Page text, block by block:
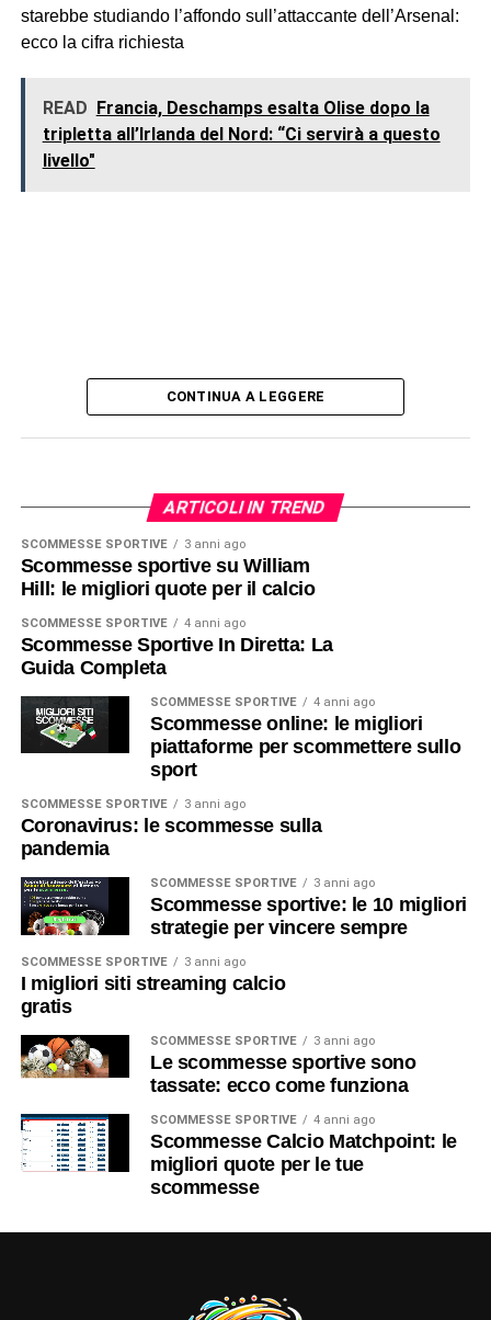
starebbe studiando l’affondo sull’attaccante dell’Arsenal:
ecco la cifra richiesta
READ Francia, Deschamps esalta Olise dopo la
tripletta all’Irlanda del Nord: “Ci servirà a questo
livello"
CONTINUA A LEGGERE
ARTICOLI IN TREND
SCOMMESSE SPORTIVE 3 anni ago
Scommesse sportive su William
Hill: le migliori quote per il calcio
SCOMMESSE SPORTIVE 4 anni ago
Scommesse Sportive In Diretta: La
Guida Completa
SCOMMESSE SPORTIVE 4 anni ago
Scommesse online: le migliori
piattaforme per scommettere sullo
sport
SCOMMESSE SPORTIVE 3 anni ago
Coronavirus: le scommesse sulla
pandemia
SCOMMESSE SPORTIVE 3 anni ago
Scommesse sportive: le 10 migliori
strategie per vincere sempre
SCOMMESSE SPORTIVE 3 anni ago
I migliori siti streaming calcio
gratis
SCOMMESSE SPORTIVE 3 anni ago
Le scommesse sportive sono
tassate: ecco come funziona
SCOMMESSE SPORTIVE 4 anni ago
Scommesse Calcio Matchpoint: le
migliori quote per le tue
scommesse